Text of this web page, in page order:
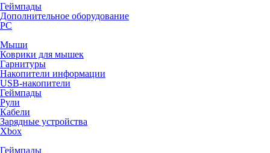
Геймпады
Дополнительное оборудование
PC
Мыши
Коврики для мышек
Гарнитуры
Накопители информации
USB-накопители
Геймпады
Рули
Кабели
Зарядные устройства
Xbox
Геймпады